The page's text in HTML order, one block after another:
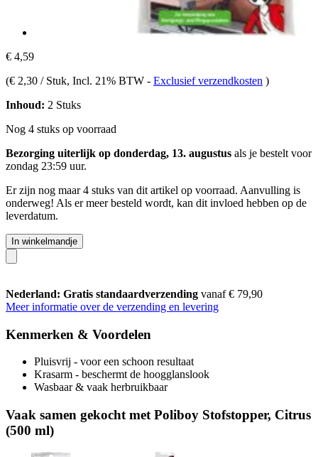
€ 4,59
(€ 2,30 / Stuk, Incl. 21% BTW - Exclusief verzendkosten )
Inhoud: 2 Stuks
Nog 4 stuks op voorraad
Bezorging uiterlijk op donderdag, 13. augustus als je bestelt voor
zondag 23:59 uur.
Er zijn nog maar 4 stuks van dit artikel op voorraad. Aanvulling is
onderweg! Als er meer besteld wordt, kan dit invloed hebben op de
leverdatum.
In winkelmandje
Nederland: Gratis standaardverzending vanaf € 79,90
Meer informatie over de verzending en levering
Kenmerken & Voordelen
Pluisvrij - voor een schoon resultaat
Krasarm - beschermt de hoogglanslook
Wasbaar & vaak herbruikbaar
Vaak samen gekocht met Poliboy Stofstopper, Citrus
(500 ml)